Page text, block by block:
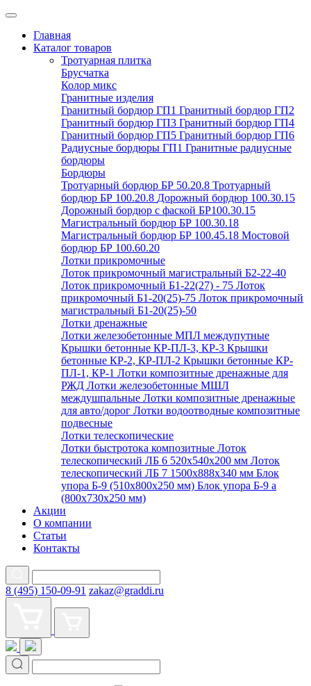
Главная
Каталог товаров
Тротуарная плитка
Брусчатка
Колор микс
Гранитные изделия
Гранитный бордюр ГП1 Гранитный бордюр ГП2
Гранитный бордюр ГП3 Гранитный бордюр ГП4
Гранитный бордюр ГП5 Гранитный бордюр ГП6
Радиусные бордюры ГП1 Гранитные радиусные
бордюры
Бордюры
Тротуарный бордюр БР 50.20.8 Тротуарный
бордюр БР 100.20.8 Дорожный бордюр 100.30.15
Дорожный бордюр с фаской БР100.30.15
Магистральный бордюр БР 100.30.18
Магистральный бордюр БР 100.45.18 Мостовой
бордюр БР 100.60.20
Лотки прикромочные
Лоток прикромочный магистральный Б2-22-40
Лоток прикромочный Б1-22(27) - 75 Лоток
прикромочный Б1-20(25)-75 Лоток прикромочный
магистральный Б1-20(25)-50
Лотки дренажные
Лотки железобетонные МПЛ междупутные
Крышки бетонные КР-ПЛ-3, КР-3 Крышки
бетонные КР-2, КР-ПЛ-2 Крышки бетонные КР-
ПЛ-1, КР-1 Лотки композитные дренажные для
РЖД Лотки железобетонные МШЛ
междушпальные Лотки композитные дренажные
для авто/дорог Лотки водоотводные композитные
подвесные
Лотки телескопические
Лотки быстротока композитные Лоток
телескопический ЛБ 6 520х540х200 мм Лоток
телескопический ЛБ 7 1500х888х340 мм Блок
упора Б-9 (510х800х250 мм) Блок упора Б-9 а
(800х730х250 мм)
Акции
О компании
Статьи
Контакты
8 (495) 150-09-91 zakaz@graddi.ru